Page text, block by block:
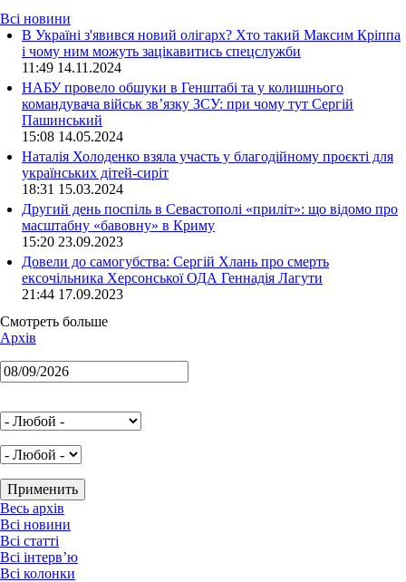
Всі новини
В Україні з'явився новий олігарх? Хто такий Максим Кріппа
і чому ним можуть зацікавитись спецслужби
11:49 14.11.2024
НАБУ провело обшуки в Генштабі та у колишнього
командувача військ зв’язку ЗСУ: при чому тут Сергій
Пашинський
15:08 14.05.2024
Наталія Холоденко взяла участь у благодійному проєкті для
українських дітей-сиріт
18:31 15.03.2024
Другий день поспіль в Севастополі «приліт»: що відомо про
масштабну «бавовну» в Криму
15:20 23.09.2023
Довели до самогубства: Сергій Хлань про смерть
ексочільника Херсонської ОДА Геннадія Лагути
21:44 17.09.2023
Смотреть больше
Архів
Весь архів
Всі новини
Всі статті
Всі інтерв’ю
Всі колонки